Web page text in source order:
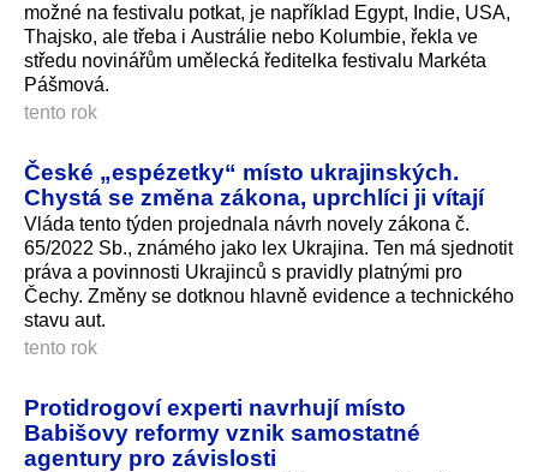
možné na festivalu potkat, je například Egypt, Indie, USA,
Thajsko, ale třeba i Austrálie nebo Kolumbie, řekla ve
středu novinářům umělecká ředitelka festivalu Markéta
Pášmová.
tento rok
České „espézetky“ místo ukrajinských.
Chystá se změna zákona, uprchlíci ji vítají
Vláda tento týden projednala návrh novely zákona č.
65/2022 Sb., známého jako lex Ukrajina. Ten má sjednotit
práva a povinnosti Ukrajinců s pravidly platnými pro
Čechy. Změny se dotknou hlavně evidence a technického
stavu aut.
tento rok
Protidrogoví experti navrhují místo
Babišovy reformy vznik samostatné
agentury pro závislosti